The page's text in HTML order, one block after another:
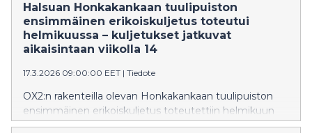
Halsuan Honkakankaan tuulipuiston
ensimmäinen erikoiskuljetus toteutui
helmikuussa – kuljetukset jatkuvat
aikaisintaan viikolla 14
17.3.2026 09:00:00 EET | Tiedote
OX2:n rakenteilla olevan Honkakankaan tuulipuiston
ensimmäinen erikoiskuljetus toteutettiin helmikuun
viimeisellä viikolla. Tämänhetkisen arvion mukaan